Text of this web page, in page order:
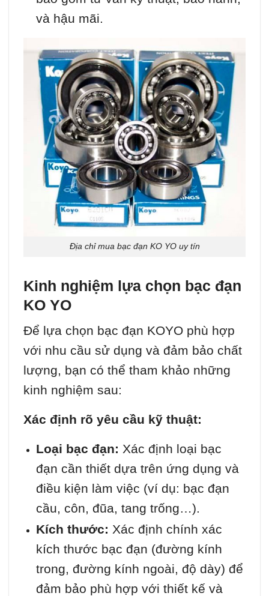
và hậu mãi.
Địa chỉ mua bạc đạn KO YO uy tín
Kinh nghiệm lựa chọn bạc đạn
KO YO
Để lựa chọn bạc đạn KOYO phù hợp
với nhu cầu sử dụng và đảm bảo chất
lượng, bạn có thể tham khảo những
kinh nghiệm sau:
Xác định rõ yêu cầu kỹ thuật:
Loại bạc đạn: Xác định loại bạc
đạn cần thiết dựa trên ứng dụng và
điều kiện làm việc (ví dụ: bạc đạn
cầu, côn, đũa, tang trống…).
Kích thước: Xác định chính xác
kích thước bạc đạn (đường kính
trong, đường kính ngoài, độ dày) để
đảm bảo phù hợp với thiết kế và